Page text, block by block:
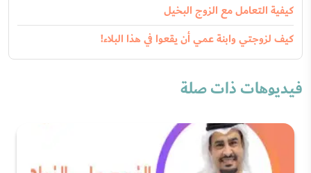
كيفية التعامل مع الزوج البخيل
كيف لزوجتي وابنة عمي أن يقعوا في هذا البلاء!
فيديوهات ذات صلة